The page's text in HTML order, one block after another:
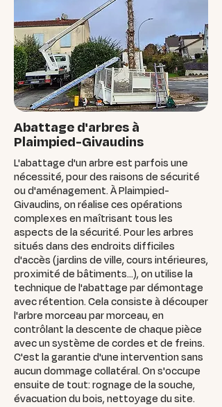
Abattage d'arbres à
Plaimpied-Givaudins
L'abattage d'un arbre est parfois une
nécessité, pour des raisons de sécurité
ou d'aménagement. À Plaimpied-
Givaudins, on réalise ces opérations
complexes en maîtrisant tous les
aspects de la sécurité. Pour les arbres
situés dans des endroits difficiles
d'accès (jardins de ville, cours intérieures,
proximité de bâtiments...), on utilise la
technique de l'abattage par démontage
avec rétention. Cela consiste à découper
l'arbre morceau par morceau, en
contrôlant la descente de chaque pièce
avec un système de cordes et de freins.
C'est la garantie d'une intervention sans
aucun dommage collatéral. On s'occupe
ensuite de tout: rognage de la souche,
évacuation du bois, nettoyage du site.